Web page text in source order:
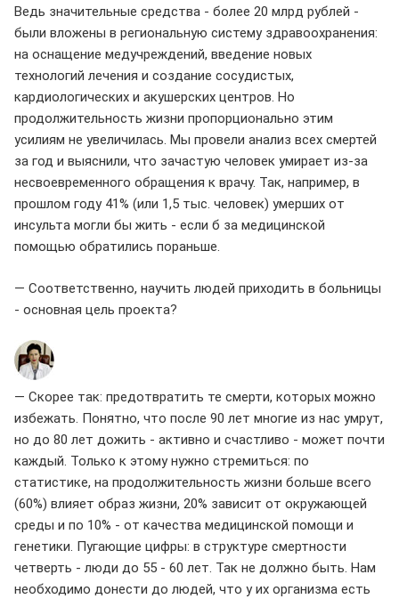
Ведь значительные средства - более 20 млрд рублей -
были вложены в региональную систему здравоохранения:
на оснащение медучреждений, введение новых
технологий лечения и создание сосудистых,
кардиологических и акушерских центров. Но
продолжительность жизни пропорционально этим
усилиям не увеличилась. Мы провели анализ всех смертей
за год и выяснили, что зачастую человек умирает из-за
несвоевременного обращения к врачу. Так, например, в
прошлом году 41% (или 1,5 тыс. человек) умерших от
инсульта могли бы жить - если б за медицинской
помощью обратились пораньше.
— Соответственно, научить людей приходить в больницы
- основная цель проекта?
— Скорее так: предотвратить те смерти, которых можно
избежать. Понятно, что после 90 лет многие из нас умрут,
но до 80 лет дожить - активно и счастливо - может почти
каждый. Только к этому нужно стремиться: по
статистике, на продолжительность жизни больше всего
(60%) влияет образ жизни, 20% зависит от окружающей
среды и по 10% - от качества медицинской помощи и
генетики. Пугающие цифры: в структуре смертности
четверть - люди до 55 - 60 лет. Так не должно быть. Нам
необходимо донести до людей, что у их организма есть